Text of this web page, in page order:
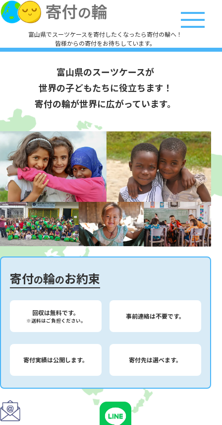
富山県でスーツケースを寄付したくなったら寄付の輪へ！
皆様からの寄付をお待ちしています。
富山県のスーツケースが
世界の子どもたちに役立ちます！
寄付の輪が世界に広がっています。
寄付の輪のお約束
回収は無料です。
※送料はご負担ください。
事前連絡は不要です。
寄付実績は公開します。 寄付先は選べます。